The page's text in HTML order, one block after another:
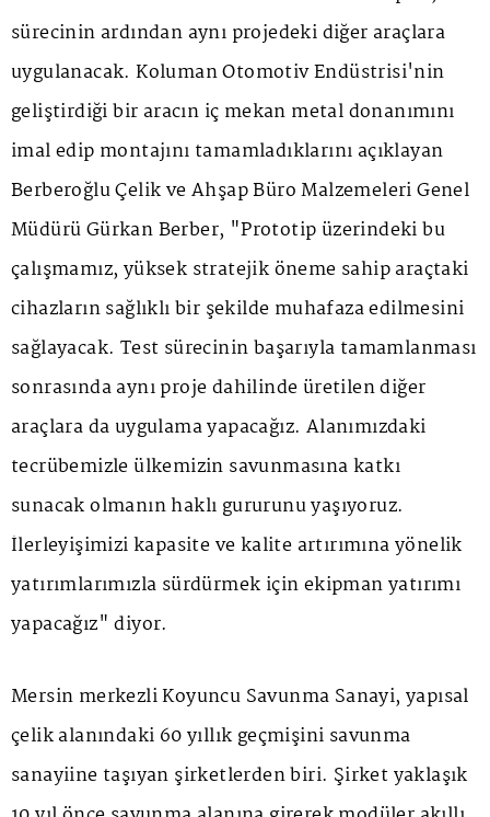
sürecinin ardından aynı projedeki diğer araçlara
uygulanacak. Koluman Otomotiv Endüstrisi'nin
geliştirdiği bir aracın iç mekan metal donanımını
imal edip montajını tamamladıklarını açıklayan
Berberoğlu Çelik ve Ahşap Büro Malzemeleri Genel
Müdürü Gürkan Berber, "Prototip üzerindeki bu
çalışmamız, yüksek stratejik öneme sahip araçtaki
cihazların sağlıklı bir şekilde muhafaza edilmesini
sağlayacak. Test sürecinin başarıyla tamamlanması
sonrasında aynı proje dahilinde üretilen diğer
araçlara da uygulama yapacağız. Alanımızdaki
tecrübemizle ülkemizin savunmasına katkı
sunacak olmanın haklı gururunu yaşıyoruz.
İlerleyişimizi kapasite ve kalite artırımına yönelik
yatırımlarımızla sürdürmek için ekipman yatırımı
yapacağız" diyor.
Mersin merkezli Koyuncu Savunma Sanayi, yapısal
çelik alanındaki 60 yıllık geçmişini savunma
sanayiine taşıyan şirketlerden biri. Şirket yaklaşık